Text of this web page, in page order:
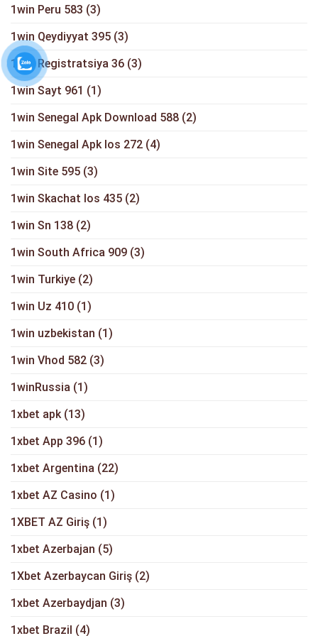
1win Peru 583 (3)
1win Qeydiyyat 395 (3)
1win Registratsiya 36 (3)
1win Sayt 961 (1)
1win Senegal Apk Download 588 (2)
1win Senegal Apk Ios 272 (4)
1win Site 595 (3)
1win Skachat Ios 435 (2)
1win Sn 138 (2)
1win South Africa 909 (3)
1win Turkiye (2)
1win Uz 410 (1)
1win uzbekistan (1)
1win Vhod 582 (3)
1winRussia (1)
1xbet apk(13)
1xbet App 396 (1)
1xbet Argentina (22)
1xbet AZ Casino (1)
1XBET AZ Giriş (1)
1xbet Azerbajan (5)
1Xbet Azerbaycan Giriş (2)
1xbet Azerbaydjan (3)
1xbet Brazil (4)